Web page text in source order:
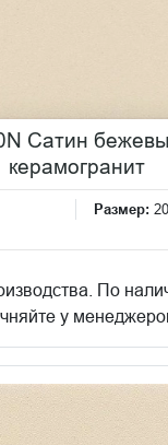
Сатин
керамогранит
Размер:
По
у